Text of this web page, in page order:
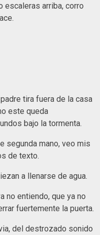
escaleras arriba, corro
tira fuera de la casa
este queda
bajo la tormenta.
segunda mano, veo mis
de texto.
a llenarse de agua.
no entiendo, que ya no
fuertemente la puerta.
del destrozado sonido